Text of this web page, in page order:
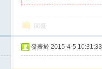
回復
發表於 2015-4-5 10:31:33